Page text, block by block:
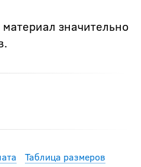
значительно
Таблица размеров